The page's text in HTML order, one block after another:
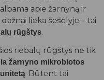
apie žarnyną ir
lieka šešėlyje – tai
rūgštys.
riebalų rūgštys ne tik
žarnyno mikrobiotos
. Būtent tai